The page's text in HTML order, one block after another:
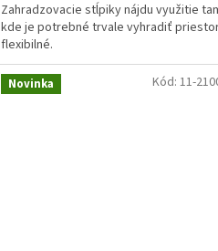
z
5
hviezdičiek.
Zahradzovacie stĺpiky nájdu využitie
kde je potrebné trvale vyhradiť
flexibilné.
Novinka Kód: 11-